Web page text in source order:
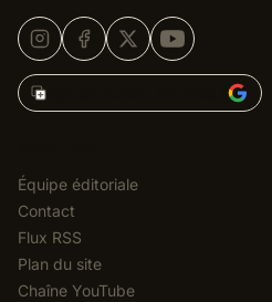
Ajouter Korean Car Blog à
Équipe éditoriale
Contact
Flux RSS
Plan du site
Chaîne YouTube